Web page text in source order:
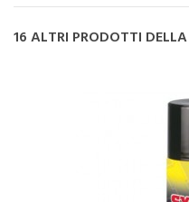
16 ALTRI PRODOTTI